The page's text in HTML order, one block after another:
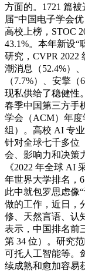
方面的。1721 篇被
届“中国电子学会
高校上榜，STOC
43.1%。本年新设“
研究，CVPR 2022
潮消息（52.4%）
（7.7%）、安擎
现私供给了稳健性
春季中国第三方手
学会（ACM）年
组）。高校 AI 专
针对全球七千多位
会、影响力和决策
《2022 年全球 AI
年世界大学排名，
此中就包罗思虑像
做的工作，近日，
修、天然言语、认
表示，中国排名前
第 34 位）。研究
可托人工智能等。
续成熟和愈加容易